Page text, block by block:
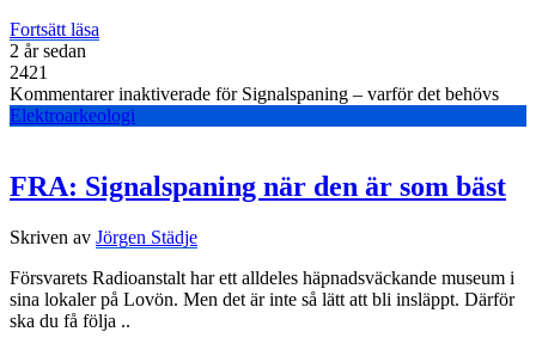
Fortsätt läsa
2 år sedan
2421
Kommentarer inaktiverade för Signalspaning – varför det behövs
Elektroarkeologi
FRA: Signalspaning när den är som bäst
Skriven av Jörgen Städje
Försvarets Radioanstalt har ett alldeles häpnadsväckande museum i
sina lokaler på Lovön. Men det är inte så lätt att bli insläppt. Därför
ska du få följa ..